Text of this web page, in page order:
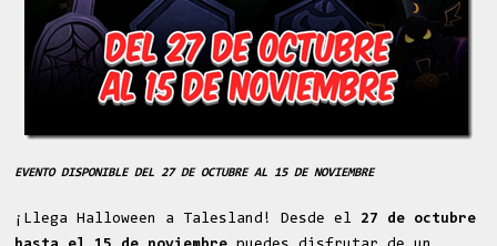
EVENTO DISPONIBLE DEL 27 DE OCTUBRE AL 15 DE NOVIEMBRE
¡Llega Halloween a Talesland! Desde el
27 de octubre